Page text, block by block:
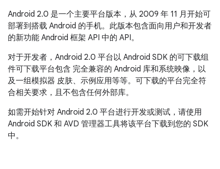
Android 2.0 是一个主要平台版本，从 2009 年 11 月开始可
部署到搭载 Android 的手机。此版本包含面向用户和开发者
的新功能 Android 框架 API 中的 API。
对于开发者，Android 2.0 平台以 Android SDK 的可下载组
件可下载平台包含 完全兼容的 Android 库和系统映像，以
及一组模拟器 皮肤、示例应用等等。可下载的平台完全符
合相关要求，且不包含任何外部库。
如需开始针对 Android 2.0 平台进行开发或测试，请使用
Android SDK 和 AVD 管理器工具将该平台下载到您的 SDK
中。